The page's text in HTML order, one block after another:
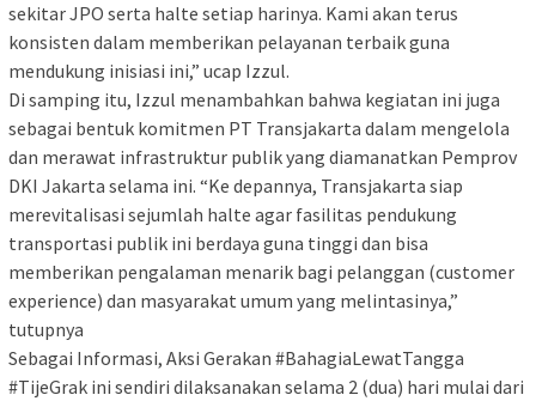
sekitar JPO serta halte setiap harinya. Kami akan terus
konsisten dalam memberikan pelayanan terbaik guna
mendukung inisiasi ini,” ucap Izzul.
Di samping itu, Izzul menambahkan bahwa kegiatan ini juga
sebagai bentuk komitmen PT Transjakarta dalam mengelola
dan merawat infrastruktur publik yang diamanatkan Pemprov
DKI Jakarta selama ini. “Ke depannya, Transjakarta siap
merevitalisasi sejumlah halte agar fasilitas pendukung
transportasi publik ini berdaya guna tinggi dan bisa
memberikan pengalaman menarik bagi pelanggan (customer
experience) dan masyarakat umum yang melintasinya,”
tutupnya
Sebagai Informasi, Aksi Gerakan #BahagiaLewatTangga
#TijeGrak ini sendiri dilaksanakan selama 2 (dua) hari mulai dari